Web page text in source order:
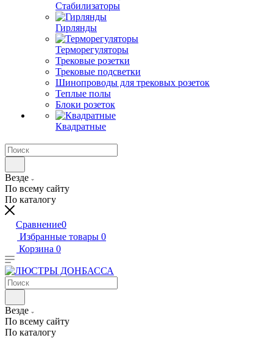
Стабилизаторы
Гирлянды
Терморегуляторы
Трековые розетки
Трековые подсветки
Шинопроводы для трековых розеток
Теплые полы
Блоки розеток
Квадратные
Везде
По всему сайту
По каталогу
Сравнение0
Избранные товары 0
Корзина 0
Везде
По всему сайту
По каталогу